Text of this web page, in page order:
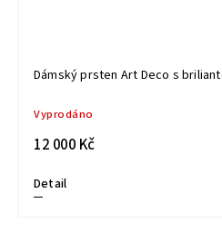
Vyprodáno
12 000 Kč
Detail